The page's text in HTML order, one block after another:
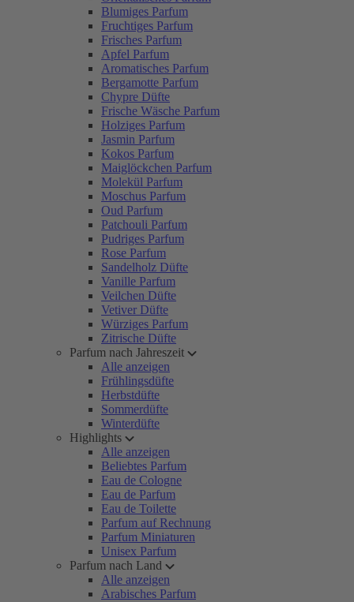
Blumiges Parfum
Fruchtiges Parfum
Frisches Parfum
Apfel Parfum
Aromatisches Parfum
Bergamotte Parfum
Chypre Düfte
Frische Wäsche Parfum
Holziges Parfum
Jasmin Parfum
Kokos Parfum
Maiglöckchen Parfum
Molekül Parfum
Moschus Parfum
Oud Parfum
Patchouli Parfum
Pudriges Parfum
Rose Parfum
Sandelholz Düfte
Vanille Parfum
Veilchen Düfte
Vetiver Düfte
Würziges Parfum
Zitrische Düfte
Parfum nach Jahreszeit
Alle anzeigen
Frühlingsdüfte
Herbstdüfte
Sommerdüfte
Winterdüfte
Highlights
Alle anzeigen
Beliebtes Parfum
Eau de Cologne
Eau de Parfum
Eau de Toilette
Parfum auf Rechnung
Parfum Miniaturen
Unisex Parfum
Parfum nach Land
Alle anzeigen
Arabisches Parfum